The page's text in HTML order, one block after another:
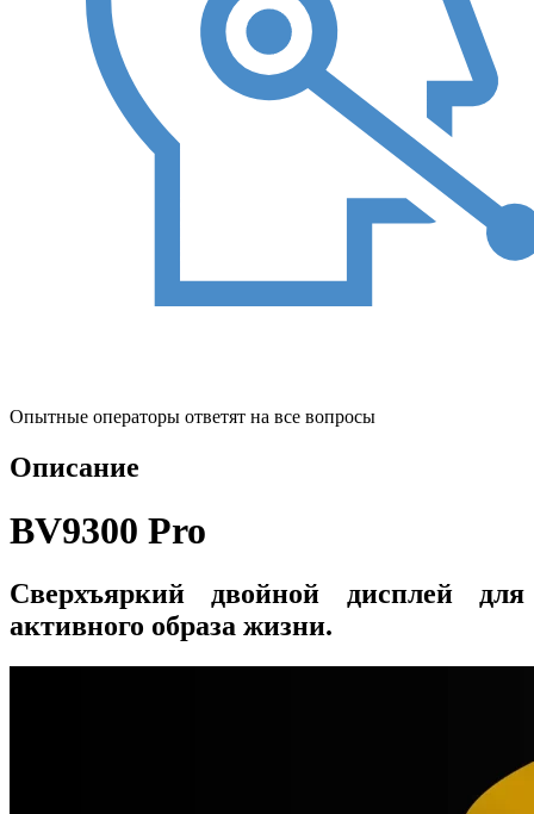
Опытные операторы ответят на все вопросы
Описание
BV9300 Pro
Сверхъяркий двойной дисплей для
активного образа жизни.